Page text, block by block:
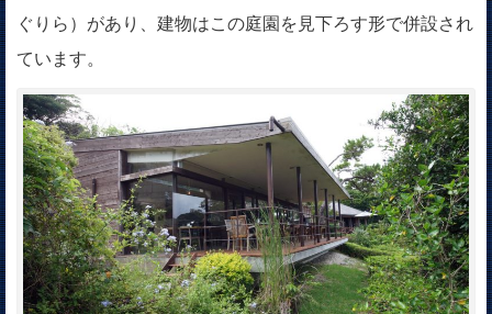
ぐりら）があり、建物はこの庭園を見下ろす形で併設され
ています。